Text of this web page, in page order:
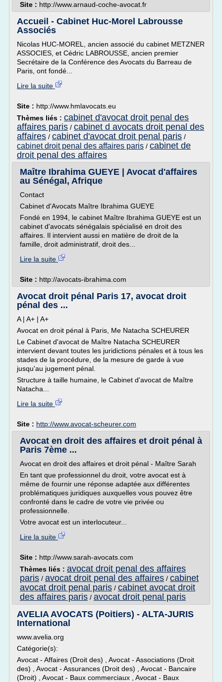
Site : http://www.arnaud-coche-avocat.fr
Accueil - Cabinet Huc-Morel Labrousse
Associés
Nicolas HUC-MOREL, ancien associé du cabinet METZNER
ASSOCIES, et Cédric LABROUSSE, ancien premier
Secrétaire de la Conférence des Avocats du Barreau de
Paris, ont fondé...
Lire la suite
Site : http://www.hmlavocats.eu
Thèmes liés : cabinet d'avocat droit penal des
affaires paris / cabinet d avocats droit penal des
affaires / cabinet d'avocat droit penal paris /
cabinet droit penal des affaires paris / cabinet de
droit penal des affaires
Maître Ibrahima GUEYE | Avocat d'affaires
au Sénégal, Afrique
Contact
Cabinet d'Avocats Maître Ibrahima GUEYE
Fondé en 1994, le cabinet Maître Ibrahima GUEYE est un
cabinet d'avocats sénégalais spécialisé en droit des
affaires. Il intervient aussi en matière de droit de la
famille, droit administratif, droit des...
Lire la suite
Site : http://avocats-ibrahima.com
Avocat droit pénal Paris 17, avocat droit
pénal des ...
A | A+ | A+
Avocat en droit pénal à Paris, Me Natacha SCHEURER
Le Cabinet d'avocat de Maître Natacha SCHEURER
intervient devant toutes les juridictions pénales et à tous les
stades de la procédure, de la mesure de garde à vue
jusqu'au jugement pénal.
Structure à taille humaine, le Cabinet d'avocat de Maître
Natacha...
Lire la suite
Site : http://www.avocat-scheurer.com
Avocat en droit des affaires et droit pénal à
Paris 7ème ...
Avocat en droit des affaires et droit pénal - Maître Sarah
En tant que professionnel du droit, votre avocat est à
même de fournir une réponse adaptée aux différentes
problématiques juridiques auxquelles vous pouvez être
confronté dans le cadre de votre vie privée ou
professionnelle.
Votre avocat est un interlocuteur...
Lire la suite
Site : http://www.sarah-avocats.com
Thèmes liés : avocat droit penal des affaires
paris / avocat droit penal des affaires / cabinet
avocat droit penal paris / cabinet avocat droit
des affaires paris / avocat droit penal paris
AVELIA AVOCATS (Poitiers) - ALTA-JURIS
International
www.avelia.org
Catégorie(s):
Avocat - Affaires (Droit des) , Avocat - Associations (Droit
des) , Avocat - Assurances (Droit des) , Avocat - Bancaire
(Droit) , Avocat - Baux commerciaux , Avocat - Baux